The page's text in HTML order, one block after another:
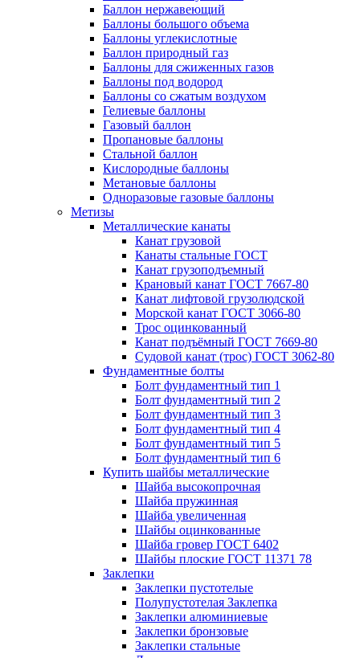
Баллон нержавеющий
Баллоны большого объема
Баллоны углекислотные
Баллон природный газ
Баллоны для сжиженных газов
Баллоны под водород
Баллоны со сжатым воздухом
Гелиевые баллоны
Газовый баллон
Пропановые баллоны
Стальной баллон
Кислородные баллоны
Метановые баллоны
Одноразовые газовые баллоны
Метизы
Металлические канаты
Канат грузовой
Канаты стальные ГОСТ
Канат грузоподъемный
Крановый канат ГОСТ 7667-80
Канат лифтовой грузолюдской
Морской канат ГОСТ 3066-80
Трос оцинкованный
Канат подъёмный ГОСТ 7669-80
Судовой канат (трос) ГОСТ 3062-80
Фундаментные болты
Болт фундаментный тип 1
Болт фундаментный тип 2
Болт фундаментный тип 3
Болт фундаментный тип 4
Болт фундаментный тип 5
Болт фундаментный тип 6
Купить шайбы металлические
Шайба высокопрочная
Шайба пружинная
Шайба увеличенная
Шайбы оцинкованные
Шайба гровер ГОСТ 6402
Шайбы плоские ГОСТ 11371 78
Заклепки
Заклепки пустотелые
Полупустотелая Заклепка
Заклепки алюминиевые
Заклепки бронзовые
Заклепки стальные